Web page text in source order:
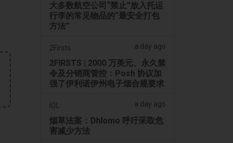
大多数航空公司“禁止”放入托运
行李的常见物品的“最安全打包
方法”
2Firsts a day ago
2FIRSTS | 2000 万美元、永久禁
令及分销商管控：Posh 协议加
强了伊利诺伊州电子烟合规要求
IOL a day ago
烟草法案：Dhlomo 呼吁采取危
害减少方法